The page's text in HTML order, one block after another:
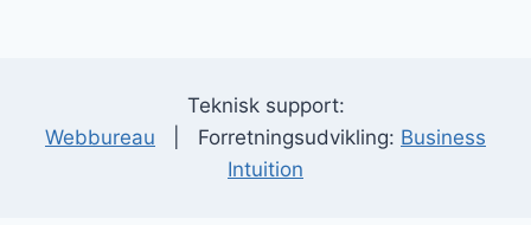
Teknisk support:
Webbureau | Forretningsudvikling: Business
Intuition